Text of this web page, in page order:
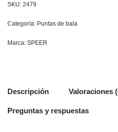
SKU: 2479
Categoría: Puntas de bala
Marca: SPEER
Descripción Valoraciones
Preguntas y respuestas